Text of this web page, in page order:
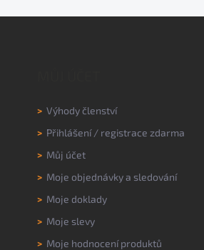
> Výhody členství
> Přihlášení/ registrace zdarma
> Můj účet
> Moje objednávky a sledování
> Moje doklady
> Moje slevy
> Moje hodnocení produktů